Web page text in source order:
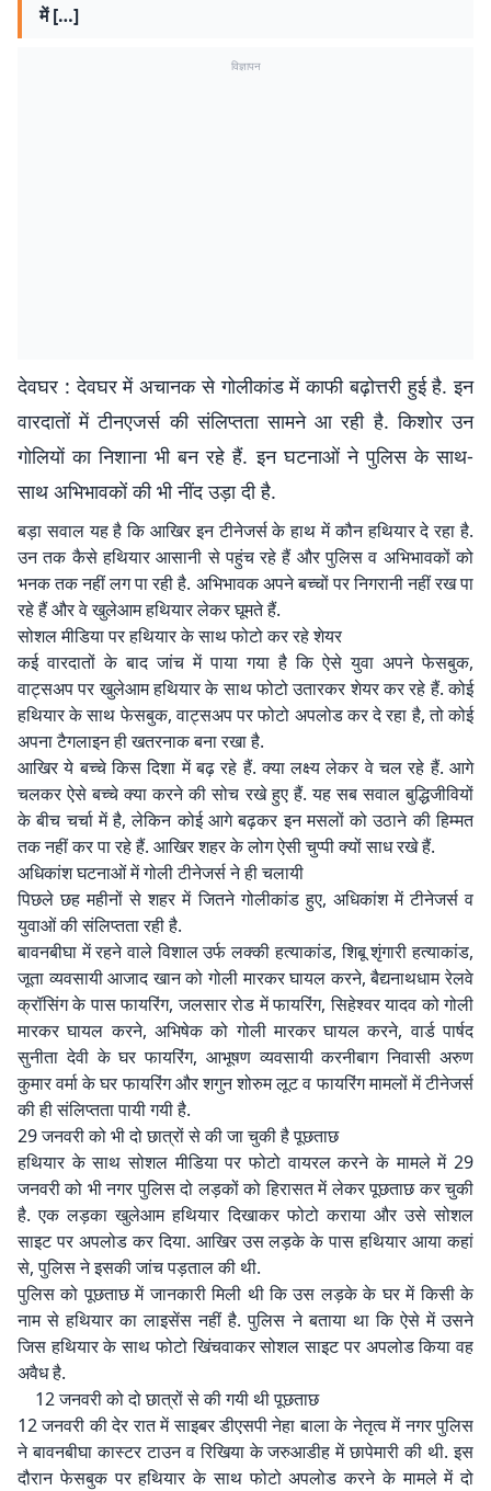
में […]
विज्ञापन
देवघर : देवघर में अचानक से गोलीकांड में काफी बढ़ोत्तरी हुई है. इन
वारदातों में टीनएजर्स की संलिप्तता सामने आ रही है. किशोर उन
गोलियाें का निशाना भी बन रहे हैं. इन घटनाओं ने पुलिस के साथ-
साथ अभिभावकों की भी नींद उड़ा दी है.
बड़ा सवाल यह है कि आखिर इन टीनेजर्स के हाथ में कौन हथियार दे रहा है.
उन तक कैसे हथियार आसानी से पहुंच रहे हैं और पुलिस व अभिभावकों को
भनक तक नहीं लग पा रही है. अभिभावक अपने बच्चों पर निगरानी नहीं रख पा
रहे हैं और वे खुलेआम हथियार लेकर घूमते हैं.
सोशल मीडिया पर हथियार के साथ फोटो कर रहे शेयर
कई वारदातों के बाद जांच में पाया गया है कि ऐसे युवा अपने फेसबुक,
वाट्सअप पर खुलेआम हथियार के साथ फोटो उतारकर शेयर कर रहे हैं. कोई
हथियार के साथ फेसबुक, वाट्सअप पर फोटो अपलोड कर दे रहा है, तो कोई
अपना टैगलाइन ही खतरनाक बना रखा है.
आखिर ये बच्चे किस दिशा में बढ़ रहे हैं. क्या लक्ष्य लेकर वे चल रहे हैं. आगे
चलकर ऐसे बच्चे क्या करने की सोच रखे हुए हैं. यह सब सवाल बुद्धिजीवियों
के बीच चर्चा में है, लेकिन कोई आगे बढ़कर इन मसलों को उठाने की हिम्मत
तक नहीं कर पा रहे हैं. आखिर शहर के लोग ऐसी चुप्पी क्यों साध रखे हैं.
अधिकांश घटनाओं में गोली टीनेजर्स ने ही चलायी
पिछले छह महीनों से शहर में जितने गोलीकांड हुए, अधिकांश में टीनेजर्स व
युवाओं की संलिप्तता रही है.
बावनबीघा में रहने वाले विशाल उर्फ लक्की हत्याकांड, शिबू शृंगारी हत्याकांड,
जूता व्यवसायी आजाद खान को गोली मारकर घायल करने, बैद्यनाथधाम रेलवे
क्रॉसिंग के पास फायरिंग, जलसार रोड में फायरिंग, सिहेश्वर यादव को गोली
मारकर घायल करने, अभिषेक को गोली मारकर घायल करने, वार्ड पार्षद
सुनीता देवी के घर फायरिंग, आभूषण व्यवसायी करनीबाग निवासी अरुण
कुमार वर्मा के घर फायरिंग और शगुन शोरुम लूट व फायरिंग मामलों में टीनेजर्स
की ही संलिप्तता पायी गयी है.
29 जनवरी को भी दो छात्रों से की जा चुकी है पूछताछ
हथियार के साथ सोशल मीडिया पर फोटो वायरल करने के मामले में 29
जनवरी को भी नगर पुलिस दो लड़कों को हिरासत में लेकर पूछताछ कर चुकी
है. एक लड़का खुलेआम हथियार दिखाकर फोटो कराया और उसे सोशल
साइट पर अपलोड कर दिया. आखिर उस लड़के के पास हथियार आया कहां
से, पुलिस ने इसकी जांच पड़ताल की थी.
पुलिस को पूछताछ में जानकारी मिली थी कि उस लड़के के घर में किसी के
नाम से हथियार का लाइसेंस नहीं है. पुलिस ने बताया था कि ऐसे में उसने
जिस हथियार के साथ फोटो खिंचवाकर सोशल साइट पर अपलोड किया वह
अवैध है.
12 जनवरी को दो छात्रों से की गयी थी पूछताछ
12 जनवरी की देर रात में साइबर डीएसपी नेहा बाला के नेतृत्व में नगर पुलिस
ने बावनबीघा कास्टर टाउन व रिखिया के जरुआडीह में छापेमारी की थी. इस
दौरान फेसबुक पर हथियार के साथ फोटो अपलोड करने के मामले में दो